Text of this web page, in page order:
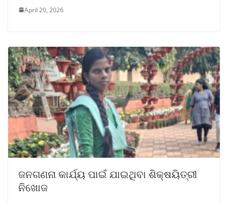
April 20, 2026
ଜନଗଣନା କାର୍ଯ୍ୟ ପାଇଁ ଯାଇଥିବା ଶିକ୍ଷୟିତ୍ରୀ
ନିଖୋଜ